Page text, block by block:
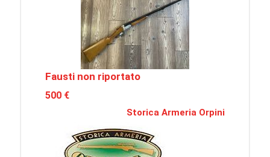
Fausti non riportato
500 €
Storica Armeria Orpini